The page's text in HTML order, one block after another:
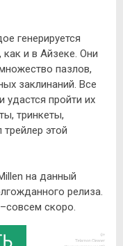
генерируется
и в Айзеке. Они
пазлов,
заклинаний. Все
удастся пройти их
тринкеты,
этой
на данный
релиза.
скоро.